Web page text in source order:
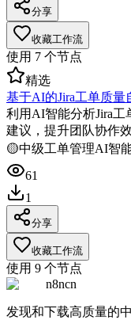
分享
收藏工作流
使用 7 个节点
精选
基于AI的Jira工单质量
利用AI智能分析Jira
建议，提升团队协作
🟡中级工单管理AI智
61
1
分享
收藏工作流
使用 9 个节点
n8ncn
发现和下载高质量的